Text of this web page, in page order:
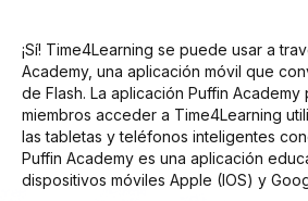
¡Sí! Time4Learning se puede usar a
Academy, una aplicación móvil que
de Flash. La aplicación Puffin Academy
miembros acceder a Time4Learning
las tabletas y teléfonos inteligentes
Puffin Academy es una aplicación
dispositivos móviles Apple (IOS) y